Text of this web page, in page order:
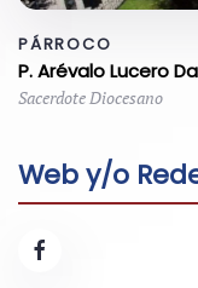
PÁRROCO
P. Arévalo Lucero
Sacerdote Diocesano
Web y/o